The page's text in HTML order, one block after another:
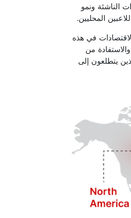
الناشئة ونمو
المحليين.
في هذه
من
يتطلعون إلى